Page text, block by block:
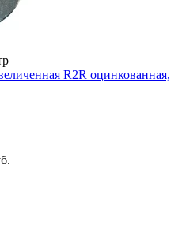
R2R оцинкованная,